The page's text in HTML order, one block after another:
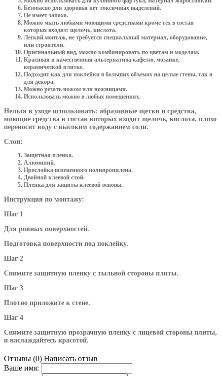
Безопасно для здоровья нет токсичных выделений.
Не имеет запаха.
Можно мыть любыми моющими средствами кроме тех в состав
которых входит: щелочь, кислота.
Легкий монтаж, не требуется специальный материал, оборудование,
или строители.
Оригинальный вид, можно комбинировать по цветам и моделям.
Красивая и качественная альтернатива кафелю, мозаике,
керамической плитке.
Подходит как для поклейки в больших объемах на целые стены, так и
для декора.
Можно резать ножом или ножницами.
Использовать можно в любых помещениях.
Нельзя в уходе использовать: абразивные щетки и средства,
моющие средства в состав которых входит щелочь, кислота, плохо
переносит воду с высоким содержанием соли.
Слои:
Защитная пленка.
Алюминий.
Прослойка вспененного полипропилена.
Двойной клеевой слой.
Пленка для защиты клеевой основы.
Инструкция по монтажу:
Шаг 1
Для ровных поверхностей.
Подготовка поверхности под поклейку.
Шаг 2
Снимите защитную пленку с тыльной стороны плиты.
Шаг 3
Плотно приложите к стене.
Шаг 4
Снимите защитную прозрачную пленку с лицевой стороны плиты,
и наслаждайтесь красотой.
Отзывы (0) Написать отзыв
Ваше имя: